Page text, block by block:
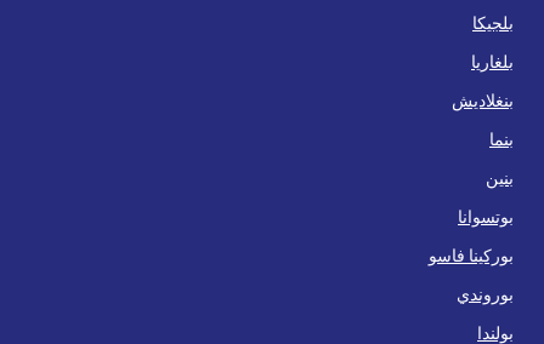
بلجيكا
بلغاريا
بنغلاديش
بنما
بنين
بوتسوانا
بوركينا فاسو
بوروندي
بولندا